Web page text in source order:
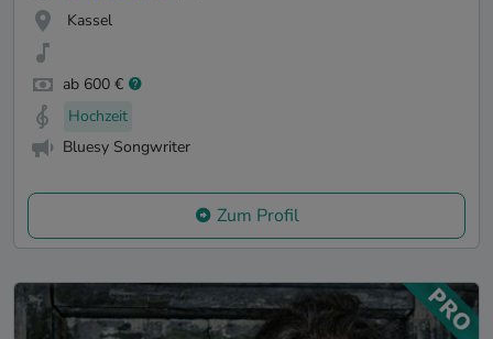
Kassel
ab 600 €
Hochzeit
Bluesy Songwriter
Zum Profil